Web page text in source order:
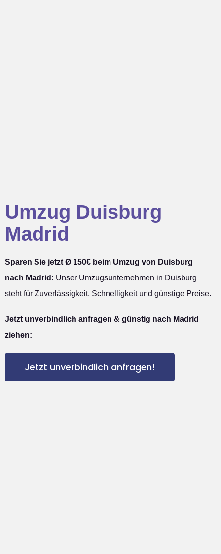
Umzug Duisburg
Madrid
Sparen Sie jetzt Ø 150€ beim Umzug von Duisburg
nach Madrid: Unser Umzugsunternehmen in Duisburg
steht für Zuverlässigkeit, Schnelligkeit und günstige Preise.
Jetzt unverbindlich anfragen & günstig nach Madrid
ziehen:
Jetzt unverbindlich anfragen!